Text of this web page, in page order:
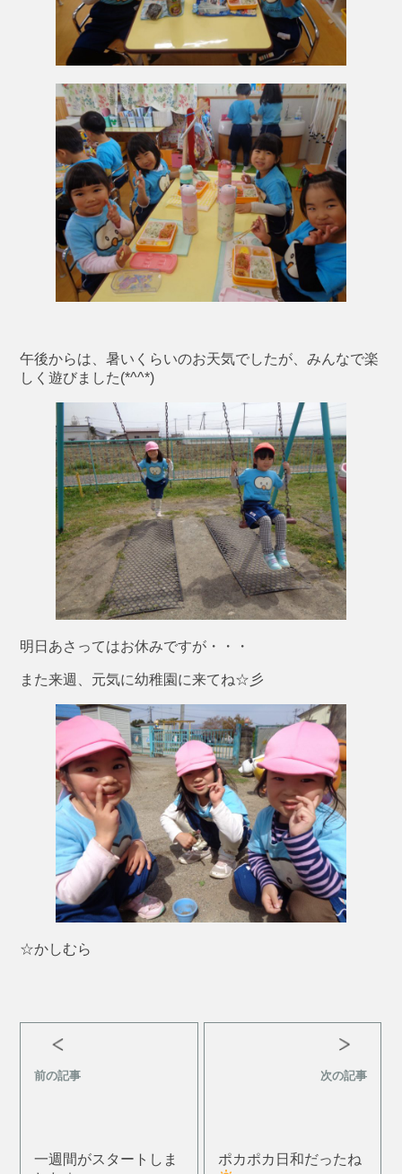
午後からは、暑いくらいのお天気でしたが、みんなで楽
しく遊びました(*^^*)
明日あさってはお休みですが・・・
また来週、元気に幼稚園に来てね☆彡
☆かしむら
前の記事
一週間がスタートしま
次の記事
ポカポカ日和だったね